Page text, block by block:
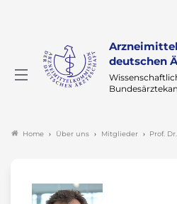
deutschen
Home Über uns Mitglieder Prof.